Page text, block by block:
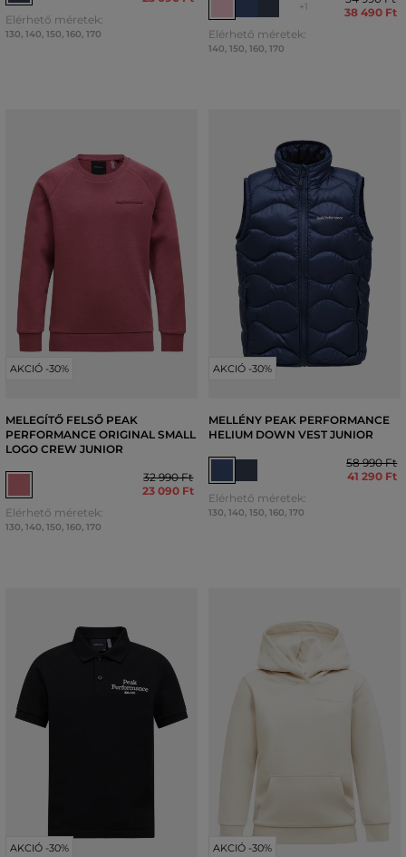
Elérhető méretek:
130, 140, 150, 160, 170
+1
38 490 Ft
Elérhető méretek:
140, 150, 160, 170
AKCIÓ -30%
MELEGÍTŐ FELSŐ PEAK
PERFORMANCE ORIGINAL SMALL
LOGO CREW JUNIOR
32 990 Ft
23 090 Ft
Elérhető méretek:
130, 140, 150, 160, 170
AKCIÓ -30%
MELLÉNY PEAK PERFORMANCE
HELIUM DOWN VEST JUNIOR
58 990 Ft
41 290 Ft
Elérhető méretek:
130, 140, 150, 160, 170
AKCIÓ -30% AKCIÓ -30%